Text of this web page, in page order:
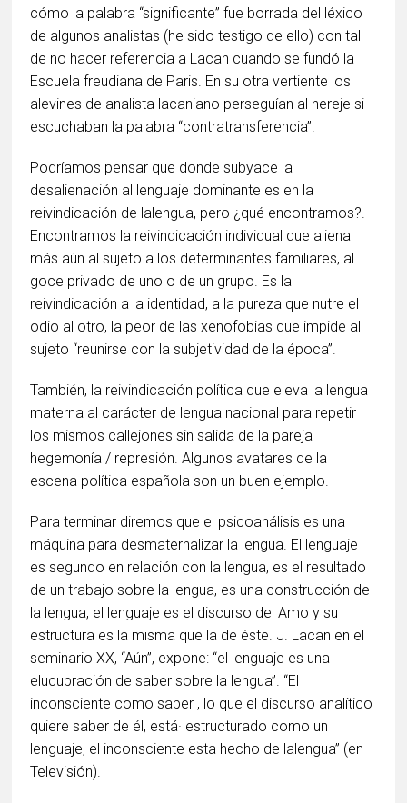
cómo la palabra “significante” fue borrada del léxico
de algunos analistas (he sido testigo de ello) con tal
de no hacer referencia a Lacan cuando se fundó la
Escuela freudiana de Paris. En su otra vertiente los
alevines de analista lacaniano perseguían al hereje si
escuchaban la palabra “contratransferencia”.
Podríamos pensar que donde subyace la
desalienación al lenguaje dominante es en la
reivindicación de lalengua, pero ¿qué encontramos?.
Encontramos la reivindicación individual que aliena
más aún al sujeto a los determinantes familiares, al
goce privado de uno o de un grupo. Es la
reivindicación a la identidad, a la pureza que nutre el
odio al otro, la peor de las xenofobias que impide al
sujeto “reunirse con la subjetividad de la época”.
También, la reivindicación política que eleva la lengua
materna al carácter de lengua nacional para repetir
los mismos callejones sin salida de la pareja
hegemonía / represión. Algunos avatares de la
escena política española son un buen ejemplo.
Para terminar diremos que el psicoanálisis es una
máquina para desmaternalizar la lengua. El lenguaje
es segundo en relación con la lengua, es el resultado
de un trabajo sobre la lengua, es una construcción de
la lengua, el lenguaje es el discurso del Amo y su
estructura es la misma que la de éste. J. Lacan en el
seminario XX, “Aún”, expone: “el lenguaje es una
elucubración de saber sobre la lengua”. “El
inconsciente como saber , lo que el discurso analítico
quiere saber de él, está· estructurado como un
lenguaje, el inconsciente esta hecho de lalengua” (en
Televisión).